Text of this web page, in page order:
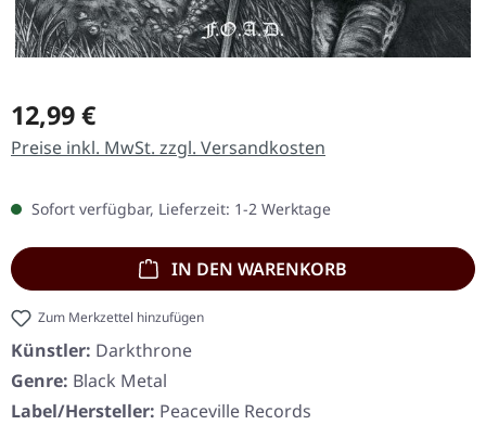
Regulärer Preis:
12,99 €
Preise inkl. MwSt. zzgl. Versandkosten
Sofort verfügbar, Lieferzeit: 1-2 Werktage
IN DEN WARENKORB
Zum Merkzettel hinzufügen
Künstler: Darkthrone
Genre: Black Metal
Label/Hersteller: Peaceville Records